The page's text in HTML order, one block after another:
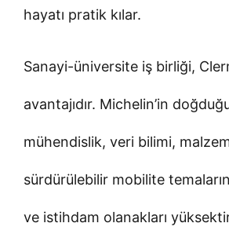
hayatı pratik kılar.
Sanayi-üniversite iş birliği,
avantajıdır. Michelin’in
mühendislik, veri bilimi,
sürdürülebilir mobilite
ve istihdam olanakları